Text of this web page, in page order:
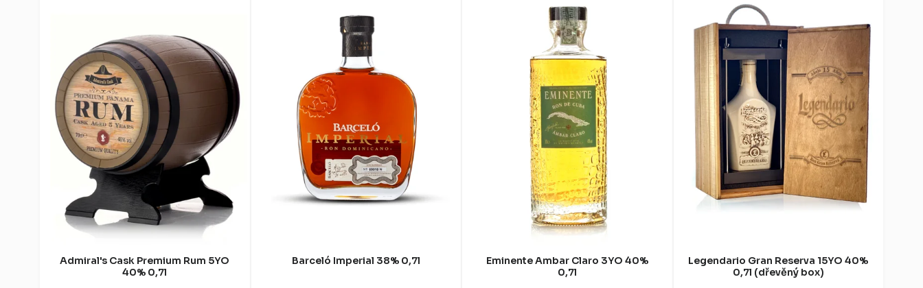
Admiral's Cask Premium Rum 5YO
40% 0,7l
Barceló Imperial 38% 0,7l
Eminente Ambar Claro 3YO 40%
0,7l
Legendario Gran Reserva 15YO 40%
0,7l (dřevěný box)